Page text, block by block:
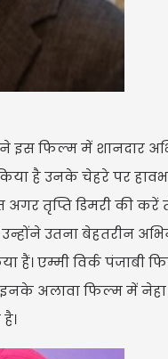
फिल्म में शानदार
है उनके चेहरे पर
अगर तृप्ति डिमरी की
उतना बेहतरीन
एम्मी विर्क पंजाबी
अलावा फिल्म में